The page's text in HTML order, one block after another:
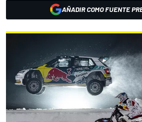
AÑADIR COMO FUENTE